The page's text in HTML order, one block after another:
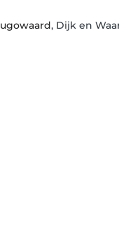
, Dijk en